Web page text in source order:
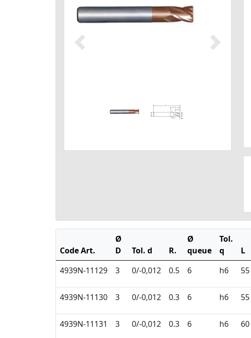
Précédent Suivant
Code Art.
Ø
D
Tol. d R.
Ø
queue
Tol.
q
L
4939N-11129
3 0/-0,012 0.5 6 h6 55
4939N-11130 3 0/-0,012 0.3 6 h6 55
4939N-11131 3 0/-0,012 0.3 6 h6 60